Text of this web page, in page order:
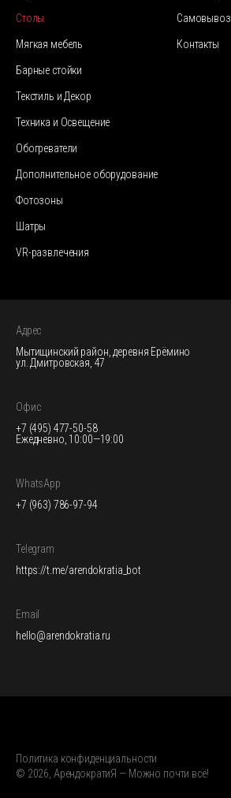
Столы
Мягкая мебель
Барные стойки
Текстиль и Декор
Техника и Освещение
Обогреватели
Дополнительное оборудование
Фотозоны
Шатры
VR-развлечения
Самовывоз
Контакты
Адрес
Мытищинский район, деревня Ерёмино
ул. Дмитровская, 47
Офис
+7 (495) 477-50-58
Ежедневно, 10:00—19:00
WhatsApp
+7 (963) 786-97-94
Telegram
https://t.me/arendokratia_bot
Email
hello@arendokratia.ru
Политика конфиденциальности
© 2026, АрендократиЯ — Можно почти всё!